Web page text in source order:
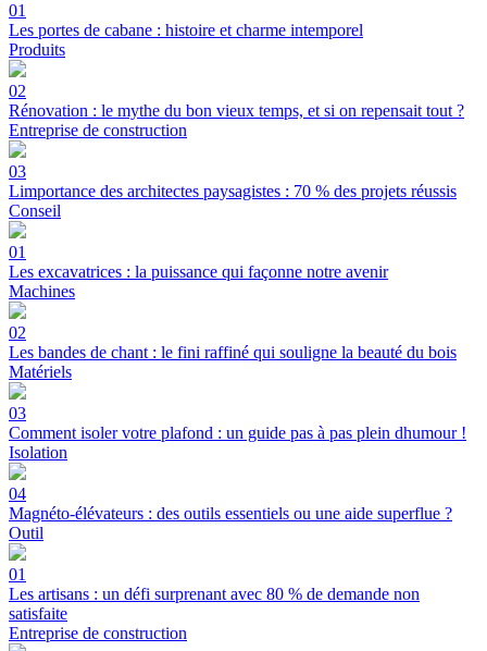
01
Les portes de cabane : histoire et charme intemporel
Produits
02
Rénovation : le mythe du bon vieux temps, et si on repensait tout ?
Entreprise de construction
03
Limportance des architectes paysagistes : 70 % des projets réussis
Conseil
01
Les excavatrices : la puissance qui façonne notre avenir
Machines
02
Les bandes de chant : le fini raffiné qui souligne la beauté du bois
Matériels
03
Comment isoler votre plafond : un guide pas à pas plein dhumour !
Isolation
04
Magnéto-élévateurs : des outils essentiels ou une aide superflue ?
Outil
01
Les artisans : un défi surprenant avec 80 % de demande non
satisfaite
Entreprise de construction